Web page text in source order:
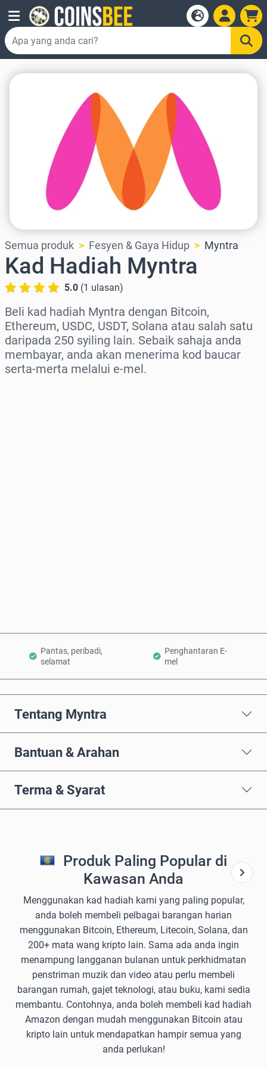
Semua produk Fesyen & Gaya Hidup Myntra
Kad Hadiah Myntra
5.0 (1 ulasan)
Beli kad hadiah Myntra dengan Bitcoin,
Ethereum, USDC, USDT, Solana atau salah satu
daripada 250 syiling lain. Sebaik sahaja anda
membayar, anda akan menerima kod baucar
serta-merta melalui e-mel.
Pantas, peribadi,
selamat
Penghantaran E-
mel
Tentang Myntra
Bantuan & Arahan
Terma & Syarat
Produk Paling Popular di
Kawasan Anda
Menggunakan kad hadiah kami yang paling popular,
anda boleh membeli pelbagai barangan harian
menggunakan Bitcoin, Ethereum, Litecoin, Solana, dan
200+ mata wang kripto lain. Sama ada anda ingin
menampung langganan bulanan untuk perkhidmatan
penstriman muzik dan video atau perlu membeli
barangan rumah, gajet teknologi, atau buku, kami sedia
membantu. Contohnya, anda boleh membeli kad hadiah
Amazon dengan mudah menggunakan Bitcoin atau
kripto lain untuk mendapatkan hampir semua yang
anda perlukan!